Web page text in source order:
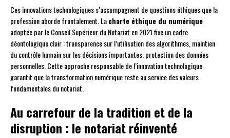
Ces innovations technologiques s’accompagnent de questions éthiques que la
profession aborde frontalement. Lacharte éthique du numérique
adoptée par le Conseil Supérieur du Notariat en 2021 fixe un cadre
déontologique clair : transparence sur l’utilisation des algorithmes, maintien
du contrôle humain sur les décisions importantes, protection des données
personnelles. Cette approche responsable de l’innovation technologique
garantit que la transformation numérique reste au service des valeurs
fondamentales du notariat.
Au carrefour de la tradition et de la
disruption : le notariat réinventé